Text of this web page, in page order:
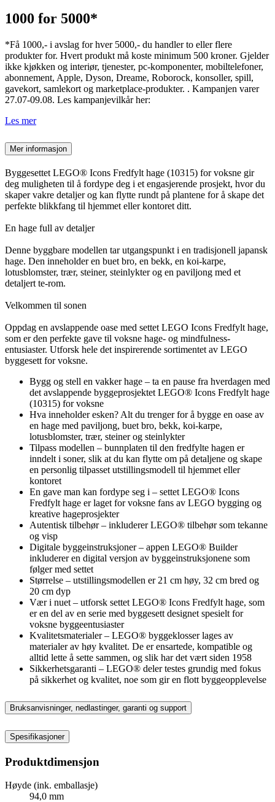
1000 for 5000*
*Få 1000,- i avslag for hver 5000,- du handler to eller flere
produkter for. Hvert produkt må koste minimum 500 kroner. Gjelder
ikke kjøkken og interiør, tjenester, pc-komponenter, mobiltelefoner,
abonnement, Apple, Dyson, Dreame, Roborock, konsoller, spill,
gavekort, samlekort og marketplace-produkter. . Kampanjen varer
27.07-09.08. Les kampanjevilkår her:
Les mer
Mer informasjon
Byggesettet LEGO® Icons Fredfylt hage (10315) for voksne gir
deg muligheten til å fordype deg i et engasjerende prosjekt, hvor du
skaper vakre detaljer og kan flytte rundt på plantene for å skape det
perfekte blikkfang til hjemmet eller kontoret ditt.
En hage full av detaljer
Denne byggbare modellen tar utgangspunkt i en tradisjonell japansk
hage. Den inneholder en buet bro, en bekk, en koi-karpe,
lotusblomster, trær, steiner, steinlykter og en paviljong med et
detaljert te-rom.
Velkommen til sonen
Oppdag en avslappende oase med settet LEGO Icons Fredfylt hage,
som er den perfekte gave til voksne hage- og mindfulness-
entusiaster. Utforsk hele det inspirerende sortimentet av LEGO
byggesett for voksne.
Bygg og stell en vakker hage – ta en pause fra hverdagen med
det avslappende byggeprosjektet LEGO® Icons Fredfylt hage
(10315) for voksne
Hva inneholder esken? Alt du trenger for å bygge en oase av
en hage med paviljong, buet bro, bekk, koi-karpe,
lotusblomster, trær, steiner og steinlykter
Tilpass modellen – bunnplaten til den fredfylte hagen er
inndelt i soner, slik at du kan flytte om på detaljene og skape
en personlig tilpasset utstillingsmodell til hjemmet eller
kontoret
En gave man kan fordype seg i – settet LEGO® Icons
Fredfylt hage er laget for voksne fans av LEGO bygging og
kreative hageprosjekter
Autentisk tilbehør – inkluderer LEGO® tilbehør som tekanne
og visp
Digitale byggeinstruksjoner – appen LEGO® Builder
inkluderer en digital versjon av byggeinstruksjonene som
følger med settet
Størrelse – utstillingsmodellen er 21 cm høy, 32 cm bred og
20 cm dyp
Vær i nuet – utforsk settet LEGO® Icons Fredfylt hage, som
er en del av en serie med byggesett designet spesielt for
voksne byggeentusiaster
Kvalitetsmaterialer – LEGO® byggeklosser lages av
materialer av høy kvalitet. De er ensartede, kompatible og
alltid lette å sette sammen, og slik har det vært siden 1958
Sikkerhetsgaranti – LEGO® deler testes grundig med fokus
på sikkerhet og kvalitet, noe som gir en flott byggeopplevelse
Bruksanvisninger, nedlastinger, garanti og support
Spesifikasjoner
Produktdimensjon
Høyde (ink. emballasje)
94,0 mm